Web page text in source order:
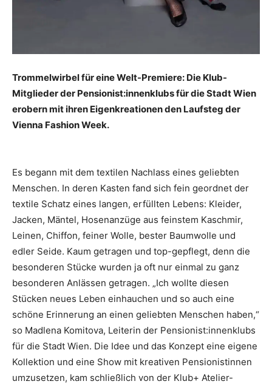
Trommelwirbel für eine Welt-Premiere: Die Klub-
Mitglieder der Pensionist:innenklubs für die Stadt Wien
erobern mit ihren Eigenkreationen den Laufsteg der
Vienna Fashion Week.
Es begann mit dem textilen Nachlass eines geliebten
Menschen. In deren Kasten fand sich fein geordnet der
textile Schatz eines langen, erfüllten Lebens: Kleider,
Jacken, Mäntel, Hosenanzüge aus feinstem Kaschmir,
Leinen, Chiffon, feiner Wolle, bester Baumwolle und
edler Seide. Kaum getragen und top-gepflegt, denn die
besonderen Stücke wurden ja oft nur einmal zu ganz
besonderen Anlässen getragen. „Ich wollte diesen
Stücken neues Leben einhauchen und so auch eine
schöne Erinnerung an einen geliebten Menschen haben,“
so Madlena Komitova, Leiterin der Pensionist:innenklubs
für die Stadt Wien. Die Idee und das Konzept eine eigene
Kollektion und eine Show mit kreativen Pensionistinnen
umzusetzen, kam schließlich von der Klub+ Atelier-